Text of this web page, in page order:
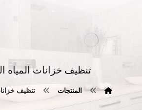
تنظيف خزانات المياه
المنتجات تنظيف